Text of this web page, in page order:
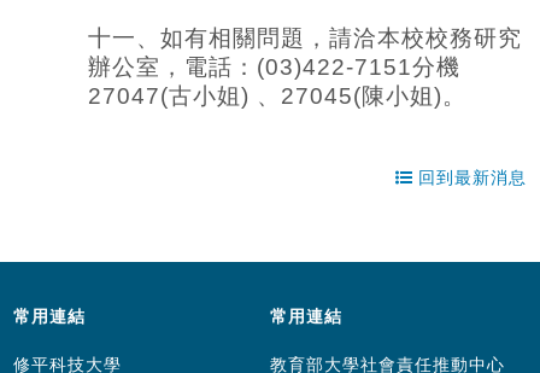
十一、如有相關問題，請洽本校校務研究
辦公室，電話：(03)422-7151分機
27047(古小姐) 、27045(陳小姐)。
回到最新消息
常用連結
修平科技大學
常用連結
教育部大學社會責任推動中心